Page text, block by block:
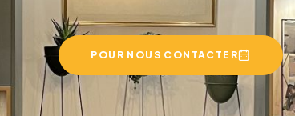
POUR NOUS CONTACTER